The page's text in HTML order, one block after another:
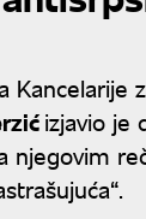
izjavio je
njegovim